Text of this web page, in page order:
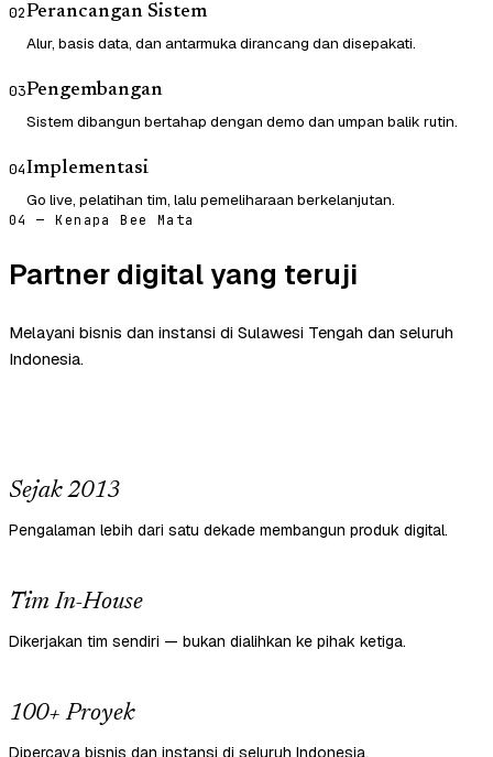
02Perancangan Sistem
Alur, basis data, dan antarmuka dirancang dan disepakati.
03Pengembangan
Sistem dibangun bertahap dengan demo dan umpan balik rutin.
04Implementasi
Go live, pelatihan tim, lalu pemeliharaan berkelanjutan.
04 — Kenapa Bee Mata
Partner digital yang teruji
Melayani bisnis dan instansi di Sulawesi Tengah dan seluruh
Indonesia.
Sejak 2013
Pengalaman lebih dari satu dekade membangun produk digital.
Tim In-House
Dikerjakan tim sendiri — bukan dialihkan ke pihak ketiga.
100+ Proyek